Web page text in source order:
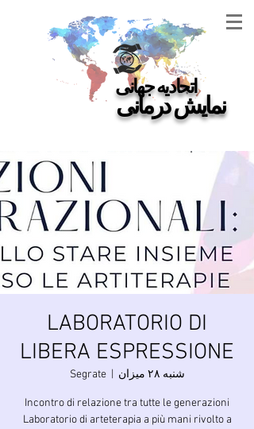
اتحادیه جهانیof
نمایش درمانی
LABORATORIO DI
LIBERA ESPRESSIONE
شنبه ۲۸ میزان
  |
Segrate
Laboratorio di arteterapia a più mani rivolto a